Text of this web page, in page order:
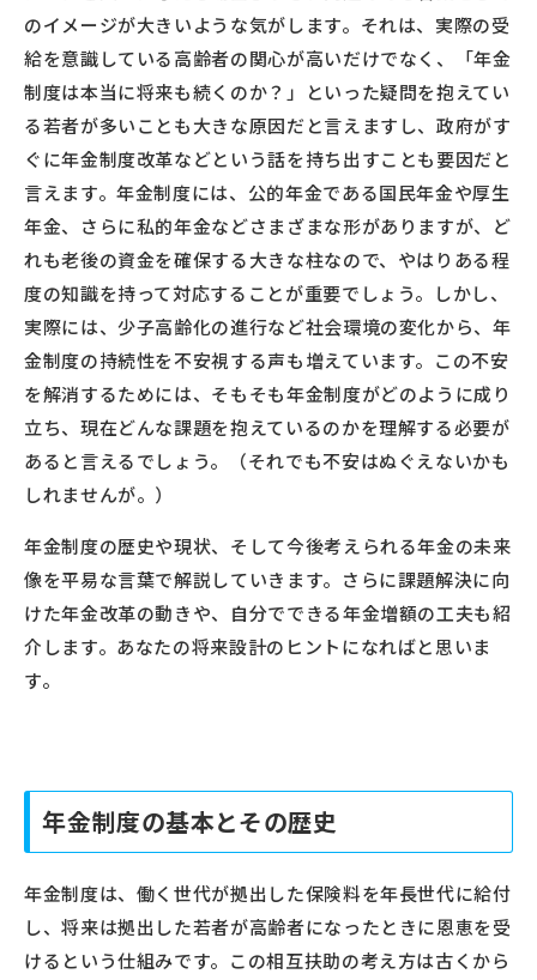
のイメージが大きいような気がします。それは、実際の受
給を意識している高齢者の関心が高いだけでなく、「年金
制度は本当に将来も続くのか？」といった疑問を抱えてい
る若者が多いことも大きな原因だと言えますし、政府がす
ぐに年金制度改革などという話を持ち出すことも要因だと
言えます。年金制度には、公的年金である国民年金や厚生
年金、さらに私的年金などさまざまな形がありますが、ど
れも老後の資金を確保する大きな柱なので、やはりある程
度の知識を持って対応することが重要でしょう。しかし、
実際には、少子高齢化の進行など社会環境の変化から、年
金制度の持続性を不安視する声も増えています。この不安
を解消するためには、そもそも年金制度がどのように成り
立ち、現在どんな課題を抱えているのかを理解する必要が
あると言えるでしょう。（それでも不安はぬぐえないかも
しれませんが。）
年金制度の歴史や現状、そして今後考えられる年金の未来
像を平易な言葉で解説していきます。さらに課題解決に向
けた年金改革の動きや、自分でできる年金増額の工夫も紹
介します。あなたの将来設計のヒントになればと思いま
す。
年金制度の基本とその歴史
年金制度は、働く世代が拠出した保険料を年長世代に給付
し、将来は拠出した若者が高齢者になったときに恩恵を受
けるという仕組みです。この相互扶助の考え方は古くから